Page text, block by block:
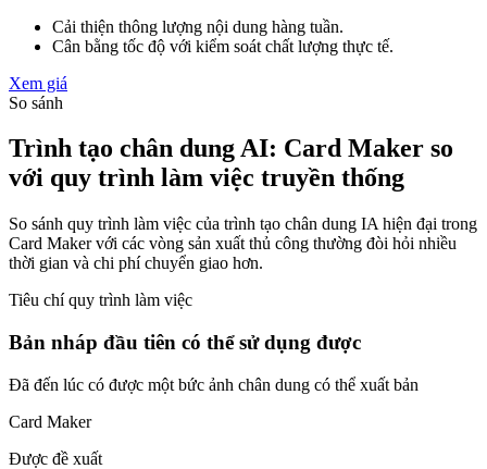
Cải thiện thông lượng nội dung hàng tuần.
Cân bằng tốc độ với kiểm soát chất lượng thực tế.
Xem giá
So sánh
Trình tạo chân dung AI: Card Maker so
với quy trình làm việc truyền thống
So sánh quy trình làm việc của trình tạo chân dung IA hiện đại trong
Card Maker với các vòng sản xuất thủ công thường đòi hỏi nhiều
thời gian và chi phí chuyển giao hơn.
Tiêu chí quy trình làm việc
Bản nháp đầu tiên có thể sử dụng được
Đã đến lúc có được một bức ảnh chân dung có thể xuất bản
Card Maker
Được đề xuất